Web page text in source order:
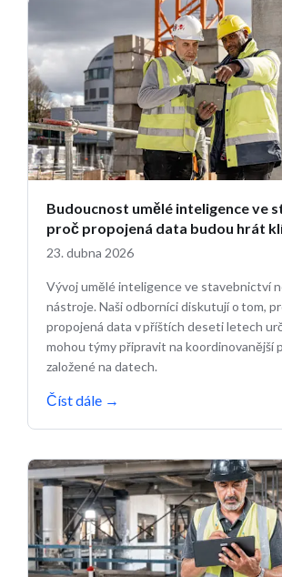
Budoucnost umělé inteligence ve
proč propojená data budou hrát
23. dubna 2026
Vývoj umělé inteligence ve stavebnictví
nástroje. Naši odborníci diskutují o tom,
propojená data v příštích deseti letech
mohou týmy připravit na koordinovanější
založené na datech.
Číst dále →